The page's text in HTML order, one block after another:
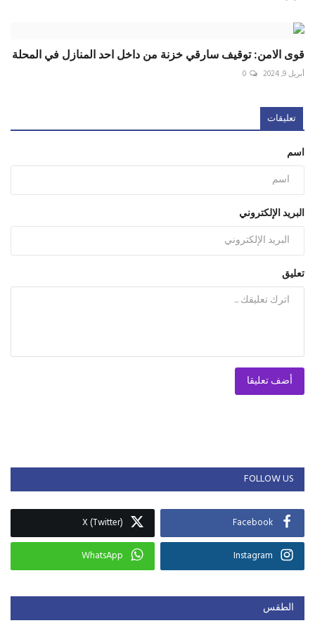
قوى الامن: توقيف سارقي خزنة من داخل احد المنازل في المحلة
أبريل 9, 2024 0
تعليقات
اسم
البريد الإلكتروني
تعليق
أضف تعليقا
FOLLOW US
Facebook
X (Twitter)
Instagram
WhatsApp
الطقس